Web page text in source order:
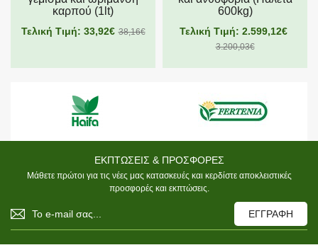
καρπού (1lt)
Τελική Τιμή: 33,92€ 38,16€
600kg)
Τελική Τιμή: 2.599,12€
3.200,03€
ΕΚΠΤΩΣΕΙΣ & ΠΡΟΣΦΟΡΕΣ
Μάθετε πρώτοι για τις νέες μας κατασκευές και κερδίστε αποκλειστικές
προσφορές και εκπτώσεις.
ΕΓΓΡΑΦΗ